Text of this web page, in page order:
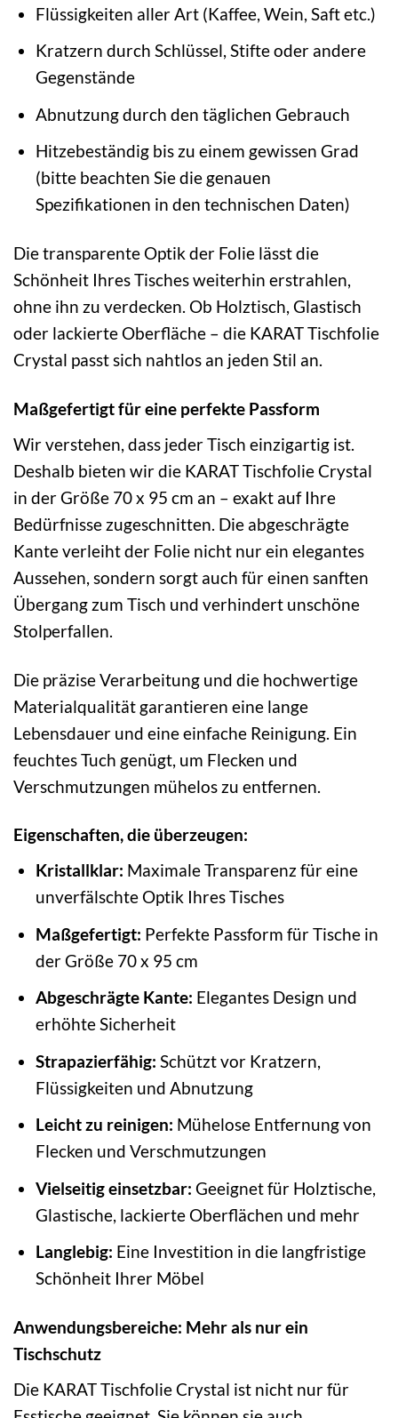
Flüssigkeiten aller Art (Kaffee, Wein, Saft etc.)
Kratzern durch Schlüssel, Stifte oder andere
Gegenstände
Abnutzung durch den täglichen Gebrauch
Hitzebeständig bis zu einem gewissen Grad
(bitte beachten Sie die genauen
Spezifikationen in den technischen Daten)
Die transparente Optik der Folie lässt die
Schönheit Ihres Tisches weiterhin erstrahlen,
ohne ihn zu verdecken. Ob Holztisch, Glastisch
oder lackierte Oberfläche – die KARAT Tischfolie
Crystal passt sich nahtlos an jeden Stil an.
Maßgefertigt für eine perfekte Passform
Wir verstehen, dass jeder Tisch einzigartig ist.
Deshalb bieten wir die KARAT Tischfolie Crystal
in der Größe 70 x 95 cm an – exakt auf Ihre
Bedürfnisse zugeschnitten. Die abgeschrägte
Kante verleiht der Folie nicht nur ein elegantes
Aussehen, sondern sorgt auch für einen sanften
Übergang zum Tisch und verhindert unschöne
Stolperfallen.
Die präzise Verarbeitung und die hochwertige
Materialqualität garantieren eine lange
Lebensdauer und eine einfache Reinigung. Ein
feuchtes Tuch genügt, um Flecken und
Verschmutzungen mühelos zu entfernen.
Eigenschaften, die überzeugen:
Kristallklar: Maximale Transparenz für eine
unverfälschte Optik Ihres Tisches
Maßgefertigt: Perfekte Passform für Tische in
der Größe 70 x 95 cm
Abgeschrägte Kante: Elegantes Design und
erhöhte Sicherheit
Strapazierfähig: Schützt vor Kratzern,
Flüssigkeiten und Abnutzung
Leicht zu reinigen: Mühelose Entfernung von
Flecken und Verschmutzungen
Vielseitig einsetzbar: Geeignet für Holztische,
Glastische, lackierte Oberflächen und mehr
Langlebig: Eine Investition in die langfristige
Schönheit Ihrer Möbel
Anwendungsbereiche: Mehr als nur ein
Tischschutz
Die KARAT Tischfolie Crystal ist nicht nur für